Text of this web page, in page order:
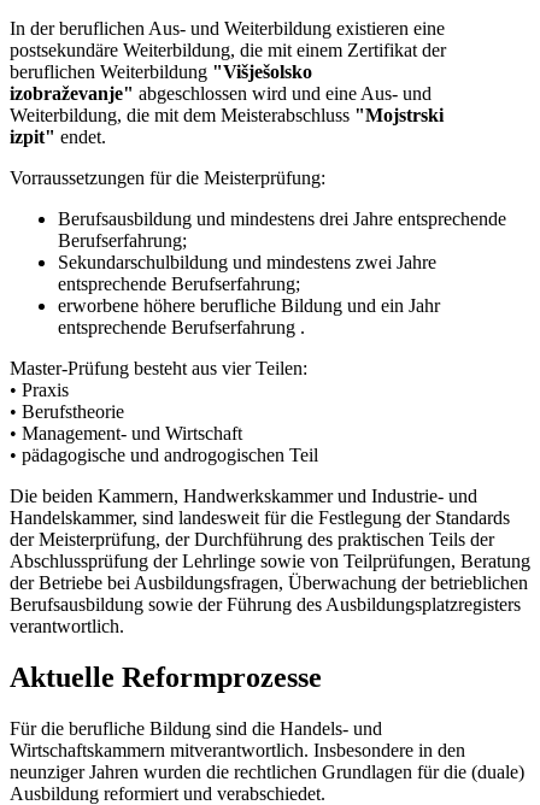
In der beruflichen Aus- und Weiterbildung existieren eine
postsekundäre Weiterbildung, die mit einem Zertifikat der
beruflichen Weiterbildung "Višješolsko
izobraževanje" abgeschlossen wird und eine Aus- und
Weiterbildung, die mit dem Meisterabschluss "Mojstrski
izpit" endet.
Vorraussetzungen für die Meisterprüfung:
Berufsausbildung und mindestens drei Jahre entsprechende
Berufserfahrung;
Sekundarschulbildung und mindestens zwei Jahre
entsprechende Berufserfahrung;
erworbene höhere berufliche Bildung und ein Jahr
entsprechende Berufserfahrung .
Master-Prüfung besteht aus vier Teilen:
• Praxis
• Berufstheorie
• Management- und Wirtschaft
• pädagogische und androgogischen Teil
Die beiden Kammern, Handwerkskammer und Industrie- und
Handelskammer, sind landesweit für die Festlegung der Standards
der Meisterprüfung, der Durchführung des praktischen Teils der
Abschlussprüfung der Lehrlinge sowie von Teilprüfungen, Beratung
der Betriebe bei Ausbildungsfragen, Überwachung der betrieblichen
Berufsausbildung sowie der Führung des Ausbildungsplatzregisters
verantwortlich.
Aktuelle Reformprozesse
Für die berufliche Bildung sind die Handels- und
Wirtschaftskammern mitverantwortlich. Insbesondere in den
neunziger Jahren wurden die rechtlichen Grundlagen für die (duale)
Ausbildung reformiert und verabschiedet.